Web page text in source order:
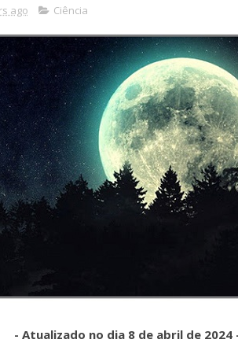
ago Ciência
- Atualizado no dia 8 de abril de 2024